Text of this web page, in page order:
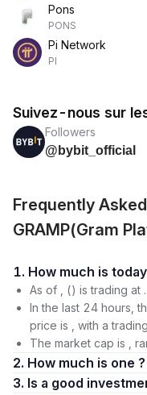
Pons
PONS
Pi Network
PI
Suivez-nous sur
Followers
@bybit_official
Frequently
GRAMP(Gram
1. How much is
As of , () is trading at .
In the last 24 hours,
price is , with a
The market cap is ,
2. How much is one ?
3. Is a good